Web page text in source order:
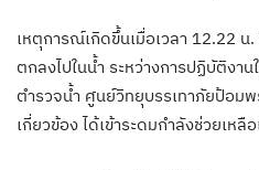
เหตุการณ์เกิดขึ้นเมื่อเวลา 12.22 น
ตกลงไปในน้ำ ระหว่างการปฏิบัติงา
ตำรวจน้ำ ศูนย์วิทยุบรรเทาภัยป้อม
เกี่ยวข้อง ได้เข้าระดมกำลังช่วยเห